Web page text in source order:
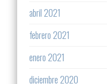
abril 2021
febrero 2021
enero 2021
diciembre 2020